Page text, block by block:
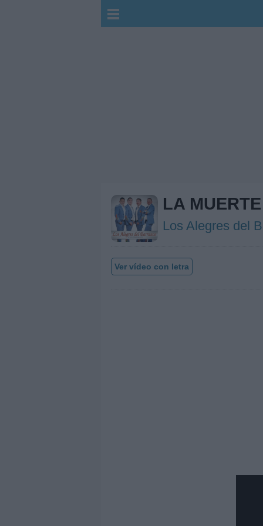
LA
Los Alegres del
Ver vídeo con letra